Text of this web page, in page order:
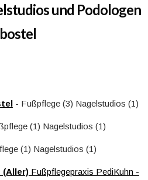
und Podologen
- Fußpflege (3) Nagelstudios (1)
(1) Nagelstudios (1)
(1) Nagelstudios (1)
Fußpflegepraxis PediKuhn -